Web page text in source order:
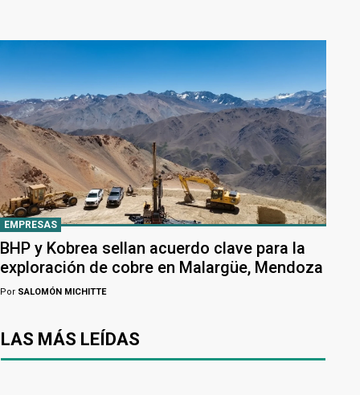
EMPRESAS
BHP y Kobrea sellan acuerdo clave para la
exploración de cobre en Malargüe, Mendoza
Por SALOMÓN MICHITTE
LAS MÁS LEÍDAS